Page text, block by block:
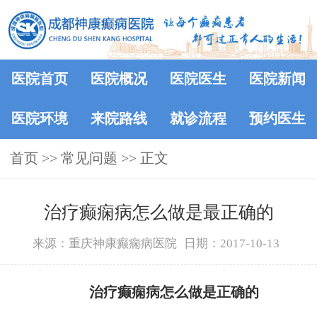
医院首页 医院概况 医院医生 医院新闻
医院环境 来院路线 就诊流程 预约医生
首页 >> 常见问题 >> 正文
治疗癫痫病怎么做是最正确的
来源：重庆神康癫痫病医院 日期：2017-10-13
治疗癫痫病怎么做是正确的